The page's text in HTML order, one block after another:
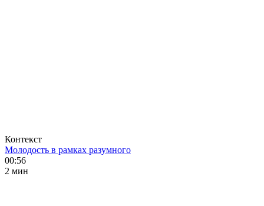
Контекст
Молодость в рамках разумного
00:56
2 мин